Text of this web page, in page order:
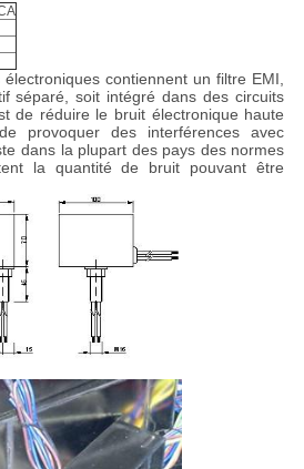
contiennent un filtre EMI,
séparé, soit intégré dans des circuits
de réduire le bruit électronique haute
provoquer des interférences avec
dans la plupart des pays des normes
la quantité de bruit pouvant être